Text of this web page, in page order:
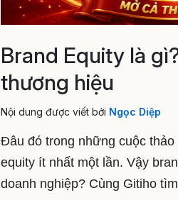
Brand Equity là
thương hiệu
Nội dung được viết bởi Ngọc Diệp
Đâu đó trong những cuộc
equity ít nhất một lần. Vậy
doanh nghiệp? Cùng Gitiho